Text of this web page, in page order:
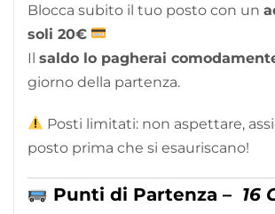
Blocca subito il tuo posto con un
soli 20€
Il saldo lo pagherai
giorno della partenza.
Posti limitati: non aspettare,
posto prima che si esauriscano!
Punti di Partenza – 16